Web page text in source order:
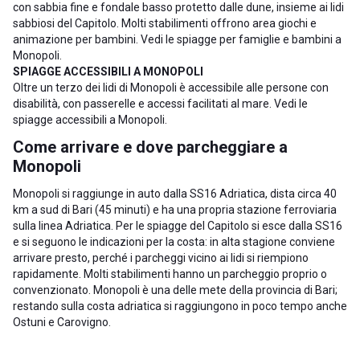
con sabbia fine e fondale basso protetto dalle dune, insieme ai lidi
sabbiosi del Capitolo. Molti stabilimenti offrono area giochi e
animazione per bambini. Vedi le spiagge per famiglie e bambini a
Monopoli
SPIAGGE ACCESSIBILI A MONOPOLI
Oltre un terzo dei lidi di Monopoli è accessibile alle persone con
disabilità, con passerelle e accessi facilitati al mare. Vedi le
spiagge accessibili a Monopoli
Come arrivare e dove parcheggiare a
Monopoli
Monopoli si raggiunge in auto dalla SS16 Adriatica, dista circa 40
km a sud di Bari (45 minuti) e ha una propria stazione ferroviaria
sulla linea Adriatica. Per le spiagge del Capitolo si esce dalla SS16
e si seguono le indicazioni per la costa: in alta stagione conviene
arrivare presto, perché i parcheggi vicino ai lidi si riempiono
rapidamente. Molti stabilimenti hanno un parcheggio proprio o
convenzionato. Monopoli è una delle mete della provincia di Bari;
restando sulla costa adriatica si raggiungono in poco tempo anche
Ostuni e Carovigno